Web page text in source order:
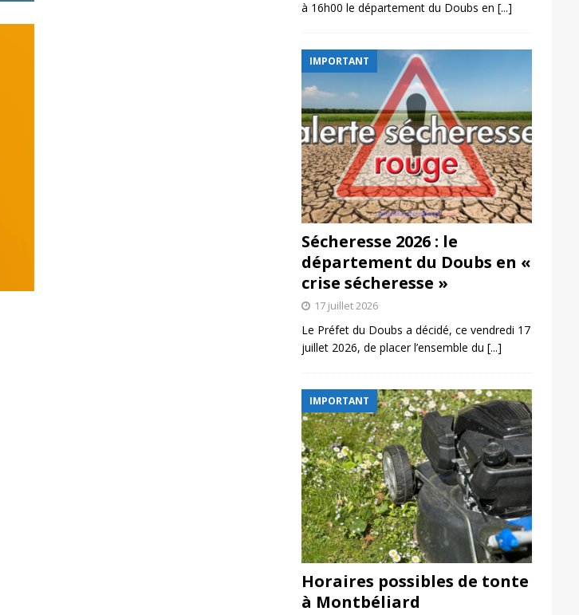
à 16h00 le département du Doubs en [...]
IMPORTANT
Sécheresse 2026 : le
département du Doubs en «
crise sécheresse »
17 juillet 2026
Le Préfet du Doubs a décidé, ce vendredi 17
juillet 2026, de placer l’ensemble du [...]
IMPORTANT
Horaires possibles de tonte
à Montbéliard